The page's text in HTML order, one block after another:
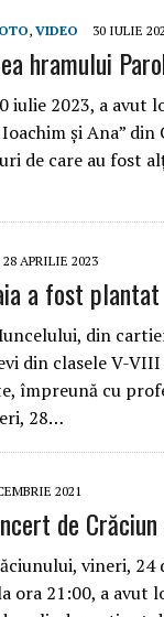
, VIDEO 30 IULIE
hramului
iulie 2023, a avut
Ioachim și Ana”
de care au fost
28 APRILIE 2023
a fost
din
din clasele V-
împreună cu
28…
2021
de
vineri,
ora 21:00, a avut